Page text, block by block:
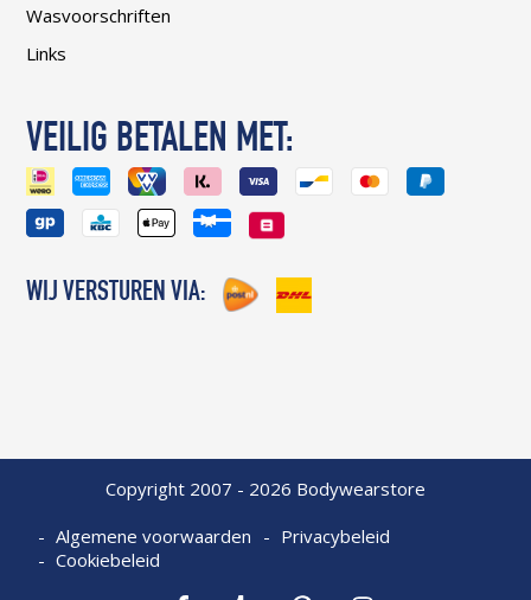
Wasvoorschriften
Links
VEILIG BETALEN MET:
WIJ VERSTUREN VIA:
Copyright 2007 - 2026 Bodywearstore
Algemene voorwaarden
Privacybeleid
Cookiebeleid